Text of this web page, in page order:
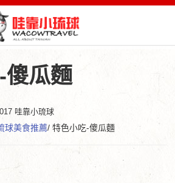
傻瓜麵
哇靠小琉球
球美食推薦/ 特色小吃-傻瓜麵